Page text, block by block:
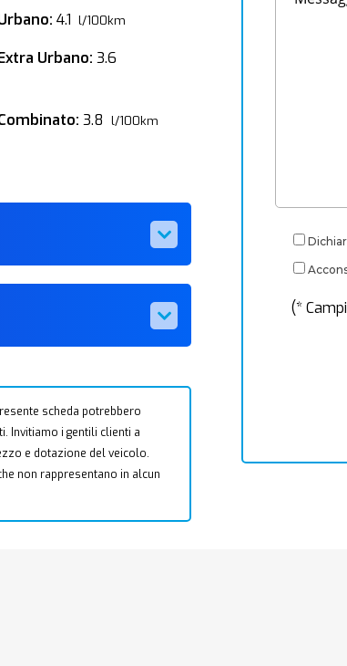
4.1 l/100km
Urbano: 3.6
3.8 l/100km
scheda potrebbero
Invitiamo i gentili clienti a
e dotazione del veicolo.
non rappresentano in alcun
(*